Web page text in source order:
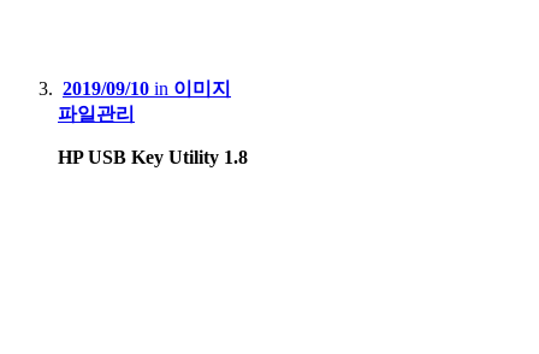
2019/09/10 in 이미지
파일관리
HP USB Key Utility 1.8